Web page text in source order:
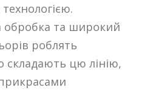
обробка та широкий
роблять
складають цю лінію,